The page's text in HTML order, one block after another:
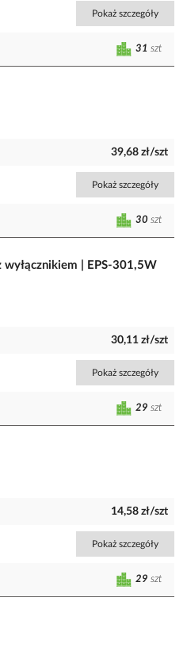
Pokaż szczegóły
31 szt
39,68 zł/szt
Pokaż szczegóły
30 szt
| EPS-301,5W
30,11 zł/szt
Pokaż szczegóły
29 szt
14,58 zł/szt
Pokaż szczegóły
29 szt